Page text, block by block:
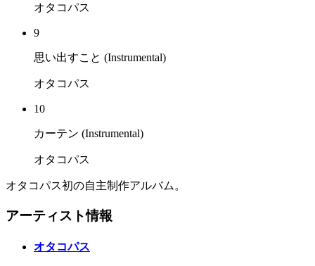
オタコパス
9
思い出すこと (Instrumental)
オタコパス
10
カーテン (Instrumental)
オタコパス
オタコパス初の自主制作アルバム。
アーティスト情報
オタコパス